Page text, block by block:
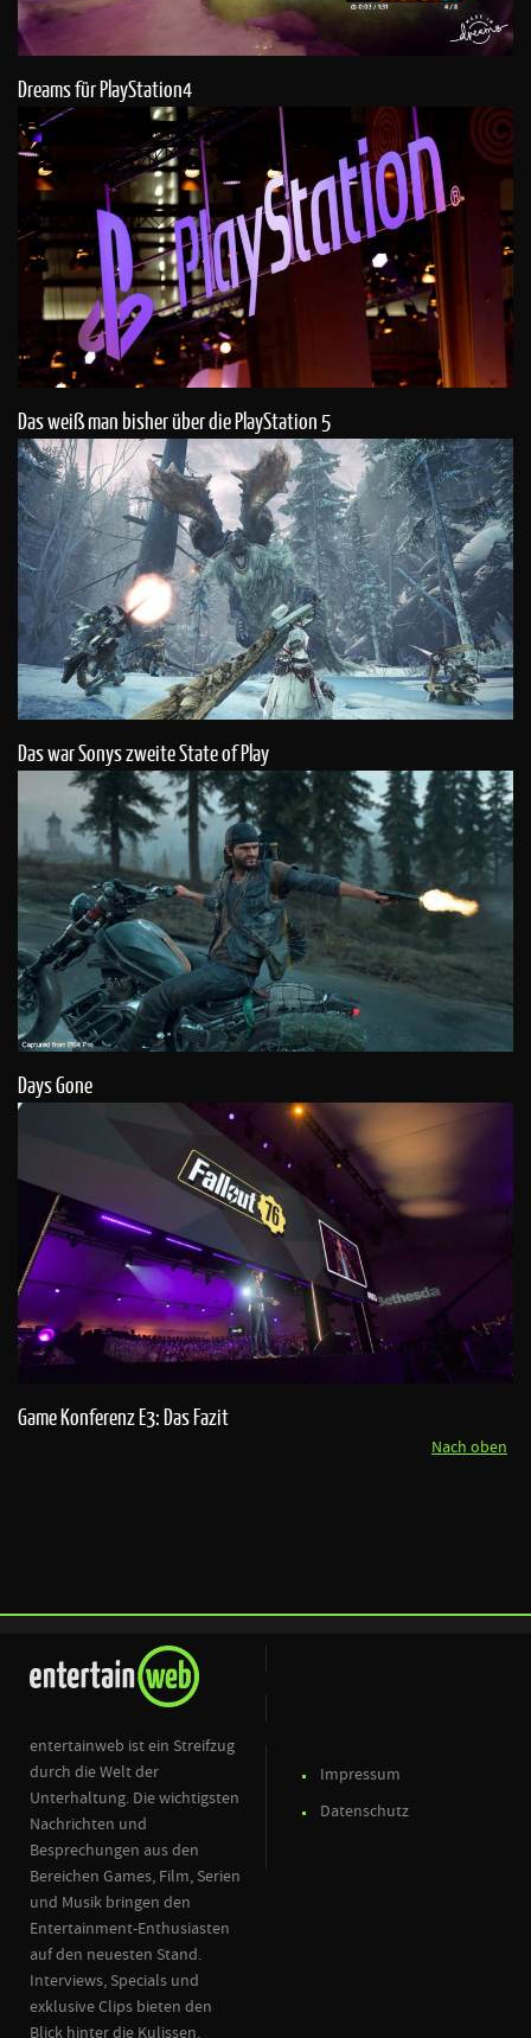
Dreams für PlayStation4
Das weiß man bisher über die PlayStation 5
Das war Sonys zweite State of Play
Days Gone
Game Konferenz E3: Das Fazit
Nach oben
entertainweb ist ein Streifzug
durch die Welt der
Unterhaltung. Die wichtigsten
Nachrichten und
Besprechungen aus den
Bereichen Games, Film, Serien
und Musik bringen den
Entertainment-Enthusiasten
auf den neuesten Stand.
Interviews, Specials und
exklusive Clips bieten den
Blick hinter die Kulissen.
Impressum
Datenschutz